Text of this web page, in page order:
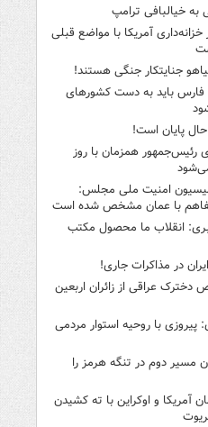
به خیالبافی ترامپ
خزانه‌داری آمریکا با مواضع قبلی
جنایتکار جنگی هستند!
فارس باید به دست کشورهای
پایان است!
همزمان با روز
می‌شود
امنیت ملی مجلس:
با عمان مشخص شده است
انقلاب ما محصول مکتب
در مذاکرات جاری!
دخترک عراقی از زائران اربعین
پیروزی با روحیه استوار مردمی
مسیر دوم در تنگه هرمز را
آمریکا و اوکراین با ته کشیدن